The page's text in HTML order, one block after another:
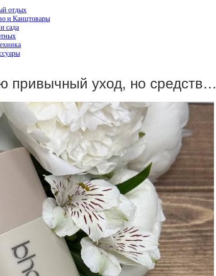
отдых
и Канцтовары
сада
привычный уход, но средств…